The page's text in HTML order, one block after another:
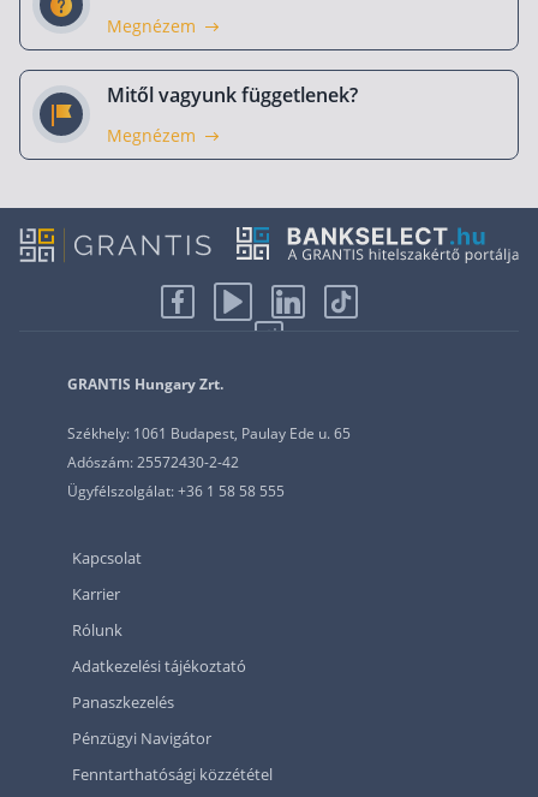
Megnézem
Mitől vagyunk függetlenek?
Megnézem
GRANTIS Hungary Zrt.
Székhely: 1061 Budapest, Paulay Ede u. 65
Adószám: 25572430-2-42
Ügyfélszolgálat: +36 1 58 58 555
Kapcsolat
Karrier
Rólunk
Adatkezelési tájékoztató
Panaszkezelés
Pénzügyi Navigátor
Fenntarthatósági közzététel